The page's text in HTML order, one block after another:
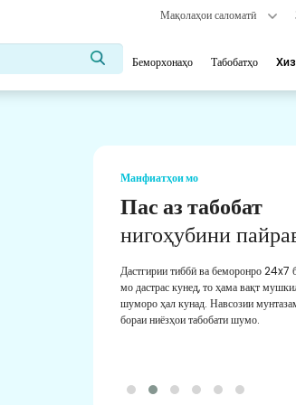
Мақолаҳои саломатӣ
Беморхонаҳо Табобатҳо
Манфиатҳои мо
Мушовири тиббӣ
Аз мушовирони тиббии ботаҷрибаи
роҳнамоии беҳтарин медиҳад.